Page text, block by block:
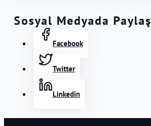
Sosyal Medyada Paylaş
Facebook
Twitter
Linkedin